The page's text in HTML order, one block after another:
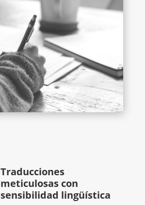
Traducciones
meticulosas con
sensibilidad lingüística